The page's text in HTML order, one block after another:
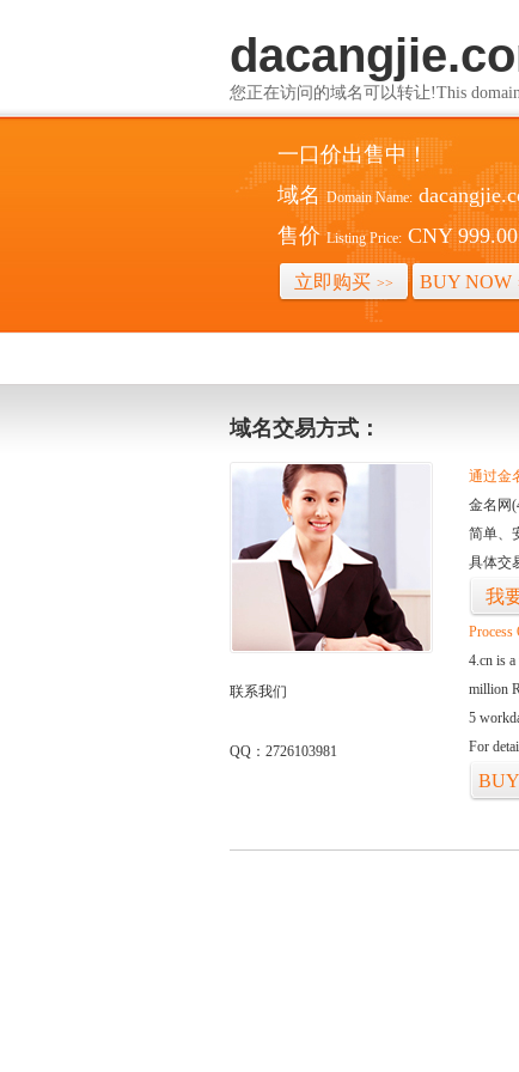
您正在访问的域名可以转让!This
一口价出售中！
域名 Domain Name:
售价 Listing Price: CNY 999.00
立即购买 >> BUY NOW
域名交易方式：
联系我们
QQ：2726103981
通过金
金名网
简单、
具体交
我
Process
4.cn is
million
5
For